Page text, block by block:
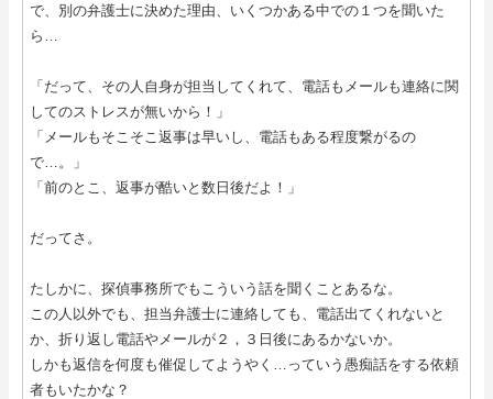
で、別の弁護士に決めた理由、いくつかある中での１つを聞いた
ら…
「だって、その人自身が担当してくれて、電話もメールも連絡に関
してのストレスが無いから！」
「メールもそこそこ返事は早いし、電話もある程度繋がるの
で…。」
「前のとこ、返事が酷いと数日後だよ！」
だってさ。
たしかに、探偵事務所でもこういう話を聞くことあるな。
この人以外でも、担当弁護士に連絡しても、電話出てくれないと
か、折り返し電話やメールが２，３日後にあるかないか。
しかも返信を何度も催促してようやく…っていう愚痴話をする依頼
者もいたかな？